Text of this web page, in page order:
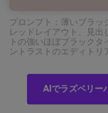
プロンプト：薄いブラッ
レッドレイアウト、見出
トの強いほぼブラック
ントラストのエディト
AIでラズベリー